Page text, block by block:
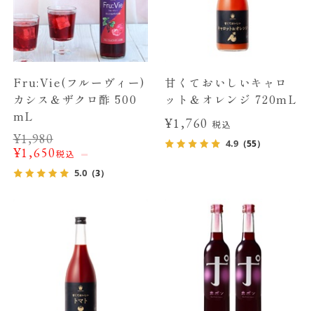
Fru:Vie(フルーヴィー)
カシス＆ザクロ酢 500
mL
¥1,980
¥1,650税込
5.0（3）
甘くておいしいキャロ
ット＆オレンジ 720mL
¥1,760 税込
4.9 （55）